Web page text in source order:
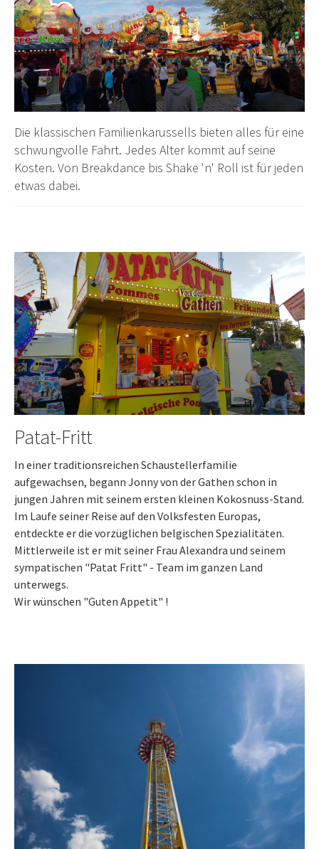
Die klassischen Familienkarussells bieten alles für eine
schwungvolle Fahrt. Jedes Alter kommt auf seine
Kosten. Von Breakdance bis Shake 'n' Roll ist für jeden
etwas dabei.
Patat-Fritt
In einer traditionsreichen Schaustellerfamilie
aufgewachsen, begann Jonny von der Gathen schon in
jungen Jahren mit seinem ersten kleinen Kokosnuss-Stand.
Im Laufe seiner Reise auf den Volksfesten Europas,
entdeckte er die vorzüglichen belgischen Spezialitäten.
Mittlerweile ist er mit seiner Frau Alexandra und seinem
sympatischen "Patat Fritt" - Team im ganzen Land
unterwegs.
Wir wünschen "Guten Appetit" !